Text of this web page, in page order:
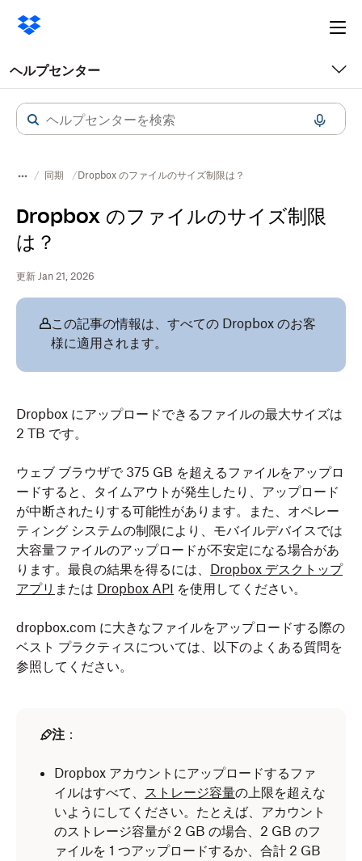
ヘルプセンター
同期 Dropbox のファイルのサイズ制限は？
Dropbox のファイルのサイズ制限
は？
更新 Jan 21, 2026
この記事の情報は、すべての Dropbox のお客
様に適用されます。
Dropbox にアップロードできるファイルの最大サイズは
2 TB です。
ウェブ ブラウザで 375 GB を超えるファイルをアップロ
ードすると、タイムアウトが発生したり、アップロード
が中断されたりする可能性があります。また、オペレー
ティング システムの制限により、モバイルデバイスでは
大容量ファイルのアップロードが不安定になる場合があ
ります。最良の結果を得るには、 Dropbox デスクトップ
アプリ または Dropbox API を使用してください。
dropbox.com に大きなファイルをアップロードする際の
ベスト プラクティスについては、以下のよくある質問を
参照してください。
注 ：
Dropbox アカウントにアップロードするファ
イルはすべて、 ストレージ容量の上限を超えな
いようにしてください。たとえば、アカウント
のストレージ容量が 2 GB の場合、2 GB のフ
ァイルを 1 つアップロードするか、合計 2 GB